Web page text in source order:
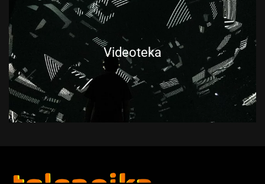
Videoteka